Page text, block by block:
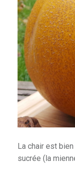
La chair est
sucrée (la